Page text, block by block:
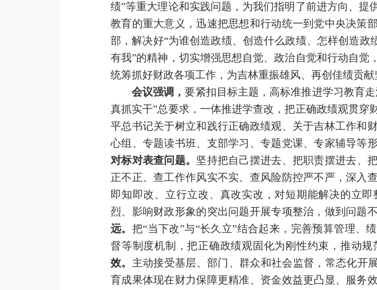
绩”等重大理论和实践问题，为我们指明了前进方向、
教育的重大意义，迅速把思想和行动统一到党中央决策
部，解决好“为谁创造政绩、创造什么政绩、怎样创造
有我”的精神，切实增强思想自觉、政治自觉和行动自觉
统筹抓好财政各项工作，为吉林重振雄风、再创佳绩贡献
会议强调，要紧扣目标主题，高标准推进学习教育
真抓实干”总要求，一体推进学查改，把正确政绩观贯穿
平总书记关于树立和践行正确政绩观、关于吉林工作和
心组、专题读书班、支部学习、专题党课、专家辅导等
对标对表查问题。 坚持把自己摆进去、把职责摆进去、
正不正、查工作作风实不实、查风险防控严不严，深入
即知即改、立行立改、真改实改，对短期能解决的立
烈、影响财政形象的突出问题开展专项整治，做到问题
远。 把“当下改”与“长久立”结合起来，完善预算管理、
督等制度机制，把正确政绩观固化为刚性约束，推动
效。 主动接受基层、部门、群众和社会监督，常态化开
育成果体现在财力保障更精准、资金效益更凸显、服务